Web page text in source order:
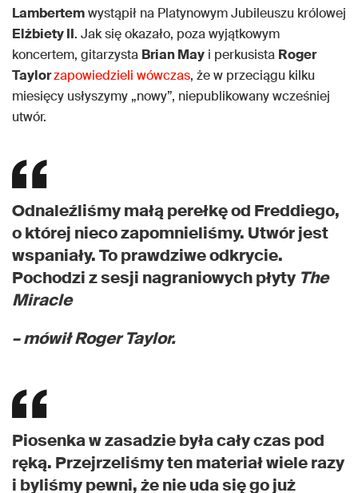
Lambertemwystąpił na Platynowym Jubileuszu królowej
Elżbiety II. Jak się okazało, poza wyjątkowym
koncertem, gitarzysta Brian May i perkusista Roger
Taylorzapowiedzieli wówczas, że w przeciągu kilku
miesięcy usłyszymy „nowy”, niepublikowany wcześniej
utwór.
Odnaleźliśmy małą perełkę od Freddiego,
o której nieco zapomnieliśmy. Utwór jest
wspaniały. To prawdziwe odkrycie.
Pochodzi z sesji nagraniowych płyty The
Miracle
– mówił Roger Taylor.
Piosenka w zasadzie była cały czas pod
ręką. Przejrzeliśmy ten materiał wiele razy
i byliśmy pewni, że nie uda się go już